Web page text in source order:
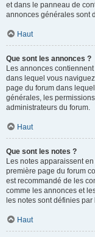
et dans le panneau de
annonces générales sont
Haut
Que sont les annonces ?
Les annonces
dans lequel vous
page du forum dans
générales, les
administrateurs du forum.
Haut
Que sont les notes ?
Les notes apparaissent
première page du forum
est recommandé de les
comme les annonces et
les notes sont définies
Haut